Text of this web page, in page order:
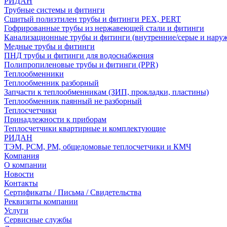
Трубные системы и фитинги
Сшитый полиэтилен трубы и фитинги PEX, PERT
Гофрированные трубы из нержавеющей стали и фитинги
Канализационные трубы и фитинги (внутренние/серые и
Медные трубы и фитинги
ПНД трубы и фитинги для водоснабжения
Полипропиленовые трубы и фитинги (PPR)
Теплообменники
Теплообменник разборный
Запчасти к теплообменникам (ЗИП, прокладки, пластины)
Теплообменник паянный не разборный
Теплосчетчики
Принадлежности к приборам
Теплосчетчики квартирные и комплектующие
РИДАН
ТЭМ, РСМ, РМ, общедомовые теплосчетчики и КМЧ
Компания
О компании
Новости
Контакты
Сертификаты / Письма / Свидетельства
Реквизиты компании
Услуги
Сервисные службы